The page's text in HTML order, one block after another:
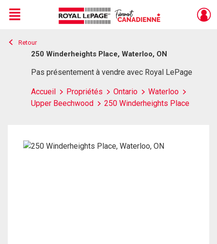
Live
En Direct
Menu
Retour
250 Winderheights Place, Waterloo, ON
Pas présentement à vendre avec Royal LePage
Accueil Propriétés Ontario
Waterloo
Upper Beechwood
250 Winderheights Place